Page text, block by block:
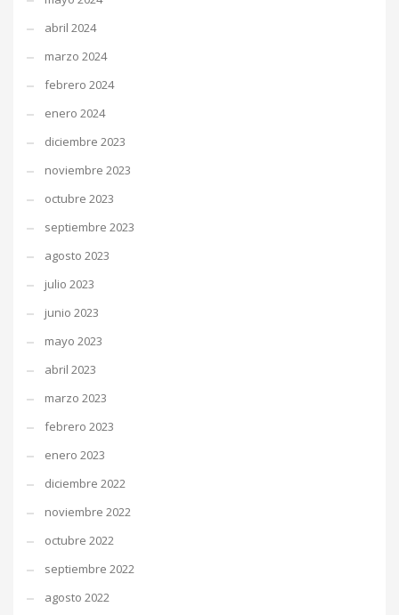
abril 2024
marzo 2024
febrero 2024
enero 2024
diciembre 2023
noviembre 2023
octubre 2023
septiembre 2023
agosto 2023
julio 2023
junio 2023
mayo 2023
abril 2023
marzo 2023
febrero 2023
enero 2023
diciembre 2022
noviembre 2022
octubre 2022
septiembre 2022
agosto 2022